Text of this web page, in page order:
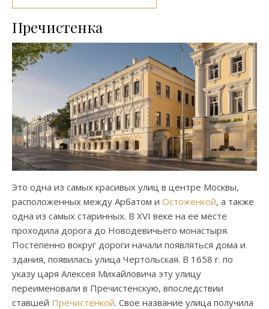
Пречистенка
Это одна из самых красивых улиц в центре Москвы,
расположенных между Арбатом и Остоженкой, а также
одна из самых старинных. В XVI веке на ее месте
проходила дорога до Новодевичьего монастыря.
Постепенно вокруг дороги начали появляться дома и
здания, появилась улица Чертольская. В 1658 г. по
указу царя Алексея Михайловича эту улицу
переименовали в Пречистенскую, впоследствии
ставшей Пречистенкой. Свое название улица получила